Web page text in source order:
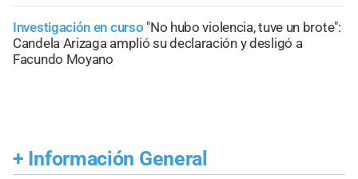
Investigación en curso "No hubo violencia, tuve un brote":
Candela Arizaga amplió su declaración y desligó a
Facundo Moyano
+ Información General